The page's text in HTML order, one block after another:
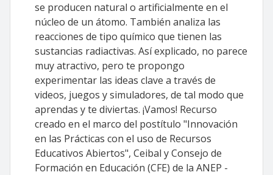
se producen natural o artificialmente en el
núcleo de un átomo. También analiza las
reacciones de tipo químico que tienen las
sustancias radiactivas. Así explicado, no parece
muy atractivo, pero te propongo
experimentar las ideas clave a través de
videos, juegos y simuladores, de tal modo que
aprendas y te diviertas. ¡Vamos! Recurso
creado en el marco del postítulo "Innovación
en las Prácticas con el uso de Recursos
Educativos Abiertos", Ceibal y Consejo de
Formación en Educación (CFE) de la ANEP -